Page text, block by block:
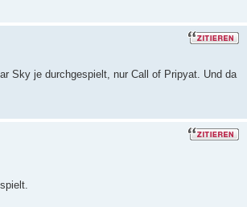
Sky je durchgespielt, nur Call of Pripyat. Und da